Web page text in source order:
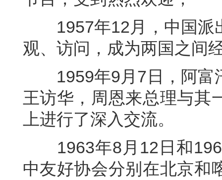
1957年12月，中国派
观、访问，成为两国之间
1959年9月7日，阿富
王访华，周恩来总理与其
上进行了深入交流。
1963年8月12日和
中友好协会分别在北京和